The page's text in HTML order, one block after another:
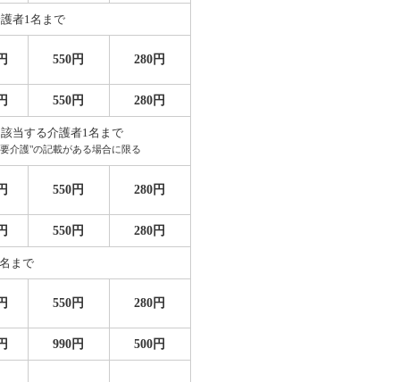
者1名まで
550円 280円
550円 280円
当する介護者1名まで
介護"の記載がある場合に限る
550円 280円
550円 280円
まで
550円 280円
990円 500円